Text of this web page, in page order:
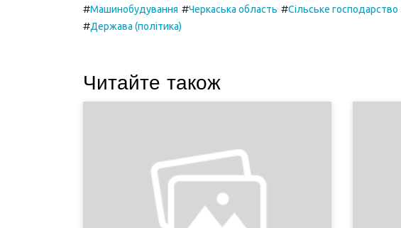
#Машинобудування #Черкаська область #Сільське господарство
#Держава (політика)
Читайте також